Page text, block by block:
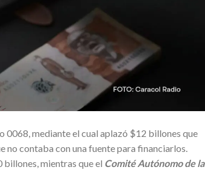
0068, mediante el cual aplazó $12 billones que
no contaba con una fuente para financiarlos.
mientras que el Comité Autónomo de la